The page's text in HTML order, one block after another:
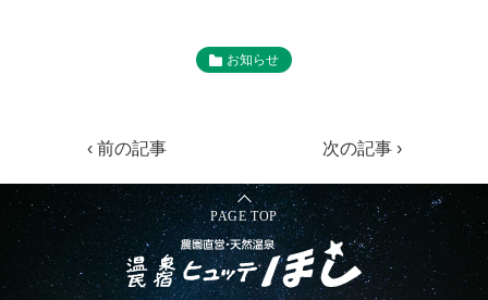
お知らせ
‹ 前の記事 次の記事 ›
PAGE TOP